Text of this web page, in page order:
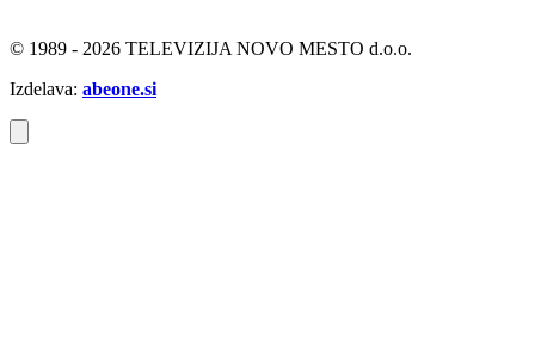
© 1989 - 2026 TELEVIZIJA NOVO MESTO d.o.o.
Izdelava: abeone.si